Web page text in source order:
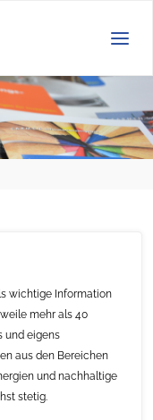
wichtige Information
mehr als 40
und eigens
aus den Bereichen
und nachhaltige
stetig.